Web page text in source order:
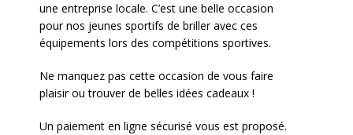
une entreprise locale. C’est une belle occasion
pour nos jeunes sportifs de briller avec ces
équipements lors des compétitions sportives.
Ne manquez pas cette occasion de vous faire
plaisir ou trouver de belles idées cadeaux !
Un paiement en ligne sécurisé vous est proposé.